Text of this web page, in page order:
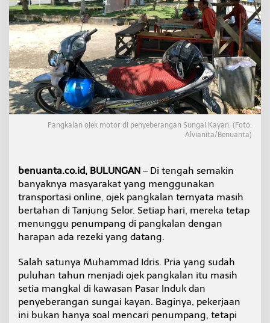
i
O
e
k
P
a
n
g
k
a
l
i
T
n
g
a
h
r
a
k
n
y
Pangkalan ojek motor di penyeberangan Sungai Kayan. (Foto:
Alvianita/Benuanta)
benuanta.co.id, BULUNGAN – Di tengah semakin
banyaknya masyarakat yang menggunakan
transportasi online, ojek pangkalan ternyata masih
bertahan di Tanjung Selor. Setiap hari, mereka tetap
menunggu penumpang di pangkalan dengan
harapan ada rezeki yang datang.
Salah satunya Muhammad Idris. Pria yang sudah
puluhan tahun menjadi ojek pangkalan itu masih
setia mangkal di kawasan Pasar Induk dan
penyeberangan sungai kayan. Baginya, pekerjaan
ini bukan hanya soal mencari penumpang, tetapi